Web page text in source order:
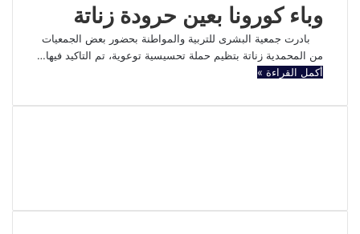
وباء كورونا بعين حرودة زناتة
بادرت جمعية البشرى للتربية والمواطنة بحضور بعض الجمعيات
من المحمدية زناتة بتظيم حملة تحسيسية توعوية، تم التاكيد فيها…
أكمل القراءة »